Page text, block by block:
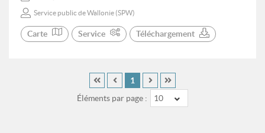
Service public de Wallonie (SPW)
Carte Service Téléchargement
Éléments par page : 10
1